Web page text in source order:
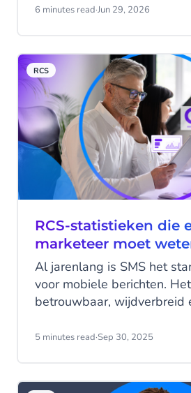
Maar hier zit precies het
6 minutes read·Jun 29, 2026
RCS
RCS-statistieken die
marketeer moet
Al jarenlang is SMS het
voor mobiele berichten.
betrouwbaar, wijdverbreid
in een wereld waarin
achterhaald te raken. Daar
5 minutes read·Sep 30, 2025